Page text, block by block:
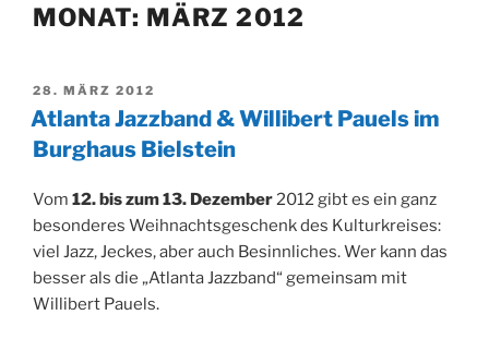
MONAT: MÄRZ 2012
VERÖFFENTLICHT
AM
28. MÄRZ 2012
Atlanta Jazzband & Willibert Pauels im
Burghaus Bielstein
Vom 12. bis zum 13. Dezember2012 gibt es ein ganz
besonderes Weihnachtsgeschenk des Kulturkreises:
viel Jazz, Jeckes, aber auch Besinnliches. Wer kann das
besser als die „Atlanta Jazzband“ gemeinsam mit
Willibert Pauels.